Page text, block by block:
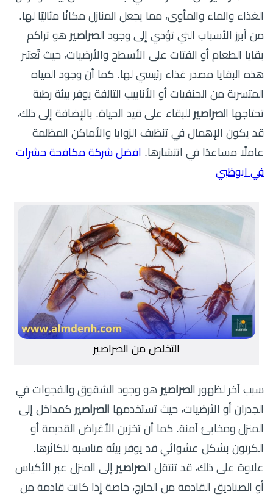
الغذاء والماء والمأوى، مما يجعل المنازل مكانًا مثاليًا لها.
من أبرز الأسباب التي تؤدي إلى وجود الصراصير هو تراكم
بقايا الطعام أو الفتات على الأسطح والأرضيات، حيث تُعتبر
هذه البقايا مصدر غذاء رئيسي لها. كما أن وجود المياه
المتسربة من الحنفيات أو الأنابيب التالفة يوفر بيئة رطبة
تحتاجها الصراصير للبقاء على قيد الحياة. بالإضافة إلى ذلك،
قد يكون الإهمال في تنظيف الزوايا والأماكن المظلمة
عاملًا مساعدًا في انتشارها. افضل شركة مكافحة حشرات
في ابوظبي
التخلص من الصراصير
سبب آخر لظهور الصراصير هو وجود الشقوق والفجوات في
الجدران أو الأرضيات، حيث تستخدمها
الصراصير كمداخل إلى
المنزل ومخابئ آمنة. كما أن تخزين الأغراض القديمة أو
الكرتون بشكل عشوائي قد يوفر بيئة مناسبة لتكاثرها.
علاوة على ذلك، قد تنتقل الصراصير إلى المنزل عبر الأكياس
أو الصناديق القادمة من الخارج، خاصة إذا كانت قادمة من